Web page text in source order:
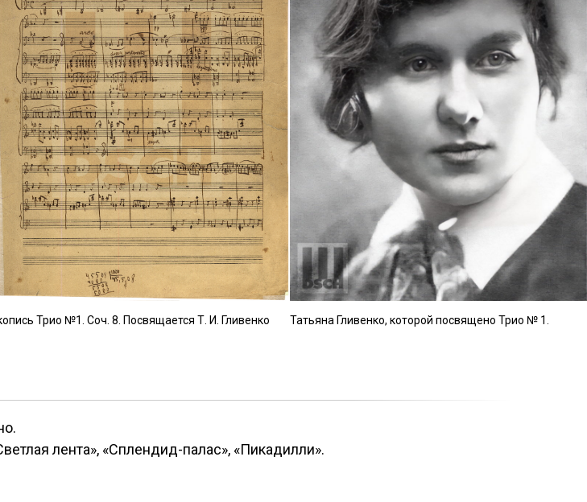
Трио №1. Соч. 8. Посвящается Т. И. Гливенко Татьяна Гливенко, которой посвящено Трио № 1.
лента», «Сплендид-палас», «Пикадилли».